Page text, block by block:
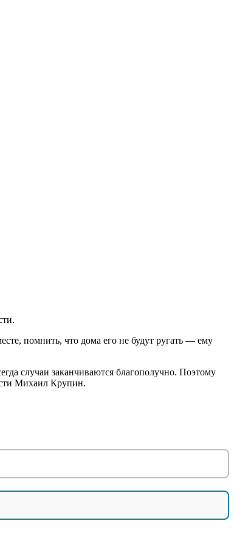
помнить, что дома его не будут ругать — ему
случаи заканчиваются благополучно. Поэтому
Михаил Крупин.